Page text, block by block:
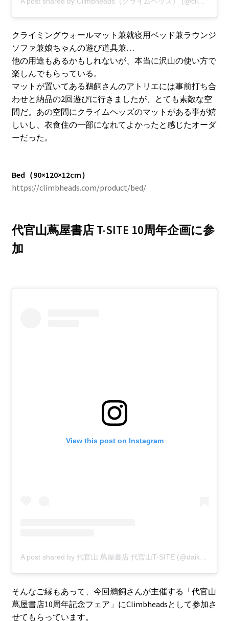
クライミングウォールマット兼就寝用ベッド兼ラウンジ
ソファ兼娘ちゃんの遊び道具兼…
他の用途もあるかもしれないが、本当に沢山の使い方で
楽しんでもらっている。
マットが置いてある鵜飼さんのアトリエには事前打ち合
わせと納品の2回遊びに行きましたが、とても素敵な空
間だ。あの空間にクライムヘッズのマットがある事が嬉
しいし、衣食住の一部になれてよかったと感じたオーダ
ーだった。
Bed（90×120×12cm）
https://climbheads.com/product/bed/
代官山蔦屋書店 T-SITE 10周年企画に参
加
View this post on Instagram
A post shared by 代官山 蔦屋書店 代官山T-SITE (@daikanyama.tsutaya)
そんなご縁もあって、今回鵜飼さんが主催する「代官山
蔦屋書店10周年記念フェア」にClimbheadsとして参加さ
せてもらっています。